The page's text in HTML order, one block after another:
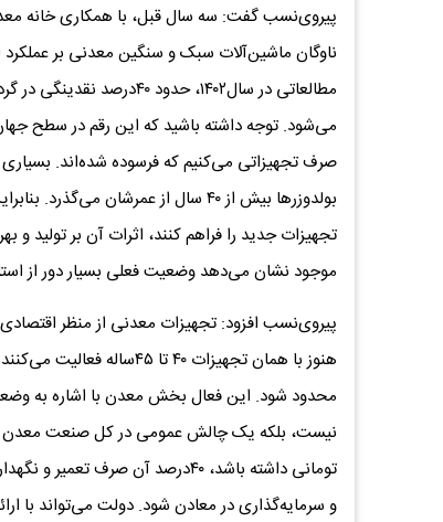
پیروی‌نسب گفت: سه سال قبل، با همکاری خانه
ناوگان ماشین‌آلات سبک و سنگین معدنی بر عملکرد
مطالعاتی در سال۱۴۰۲،
بولدوزرها بیش از ۴۰ سال از
تجهیزات جدید را فراهم کنند، اثرات آن بر تولید و
موجود نشان می‌دهد وضعیت فعلی بسیار دور از
پیروی‌نسب افزود: تجهیزات معدنی از منظر
هنوز با همان تجهیزات ۴۰
محدود شود. این فعال بخش معدن با اشاره به
نیست، بلکه یک چالش عمومی در کل صنعت معدن
و سرمایه‌گذاری در معادن شود. دولت می‌تواند با